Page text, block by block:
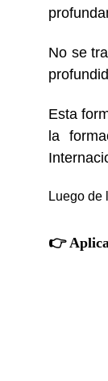
No se
Esta
la
Luego de
👉